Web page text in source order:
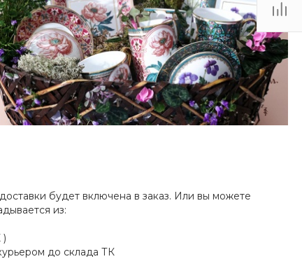
будет включена в заказ. Или вы можете
из:
)
до склада ТК